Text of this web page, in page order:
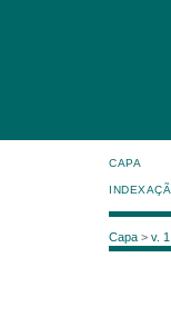
CAPA
Capa > v.